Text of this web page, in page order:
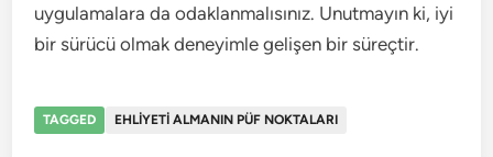
uygulamalara da odaklanmalısınız. Unutmayın ki, iyi
bir sürücü olmak deneyimle gelişen bir süreçtir.
TAGGED EHLIYETI ALMANIN PÜF NOKTALARI